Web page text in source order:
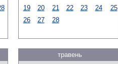
19
20 21 22 23 24
25
26
27 28
травень